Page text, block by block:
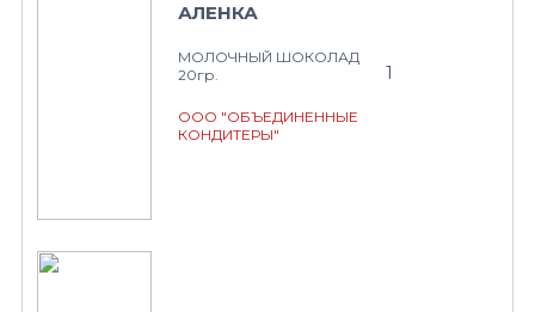
АЛЕНКА
МОЛОЧНЫЙ ШОКОЛАД
20гр.
ООО "ОБЪЕДИНЕННЫЕ
КОНДИТЕРЫ"
1